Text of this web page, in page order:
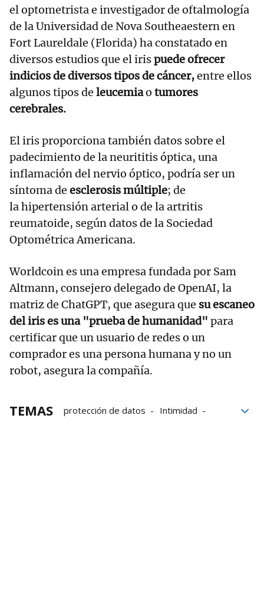
el optometrista e investigador de oftalmología
de la Universidad de Nova Southeaestern en
Fort Laureldale (Florida) ha constatado en
diversos estudios que el irispuede ofrecer
indicios de diversos tipos de cáncer,entre ellos
algunos tipos de leucemiao tumores
cerebrales.
El iris proporciona también datos sobre el
padecimiento de la neurititis óptica, una
inflamación del nervio óptico, podría ser un
síntoma de esclerosis múltiple; de
la hipertensión arterial o de la artritis
reumatoide, según datos de la Sociedad
Optométrica Americana.
Worldcoin es una empresa fundada por Sam
Altmann, consejero delegado de OpenAI, la
matriz de ChatGPT, que asegura que su escaneo
del iris es una "prueba de humanidad" para
certificar que un usuario de redes o un
comprador es una persona humana y no un
robot, asegura la compañía.
TEMAS protección de datos
Intimidad